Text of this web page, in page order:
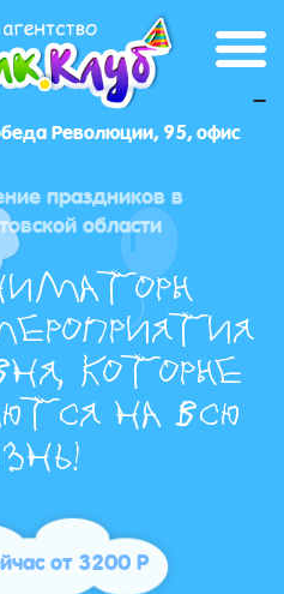
Революции, 95, офис
_
праздников в
области
которые
на всю
от 3200 Р